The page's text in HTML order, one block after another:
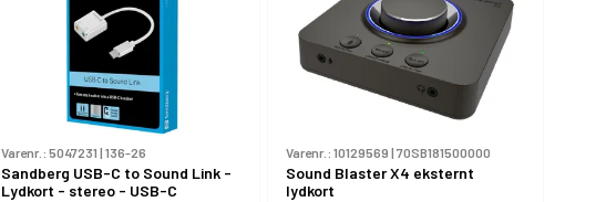
Varenr.: 5047231 | 136-26
Sandberg USB-C to Sound Link -
Lydkort - stereo - USB-C
Varenr.: 10129569 | 70SB181500000
Sound Blaster X4 eksternt
lydkort